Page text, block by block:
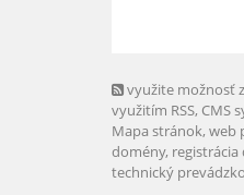
využite možnosť
využitím RSS, CMS
Mapa stránok, web
domény,
technický